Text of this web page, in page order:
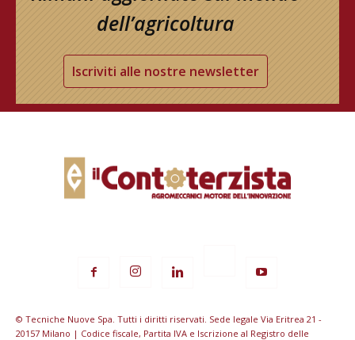
dell’agricoltura
Iscriviti alle nostre newsletter
© Tecniche Nuove Spa. Tutti i diritti riservati. Sede legale Via Eritrea 21 -
20157 Milano | Codice fiscale, Partita IVA e Iscrizione al Registro delle